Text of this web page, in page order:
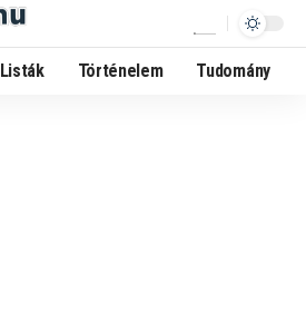
Listák Történelem Tudomány